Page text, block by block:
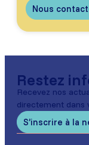
Nous
Restez
Recevez nos
directement dans
S’inscrire à la